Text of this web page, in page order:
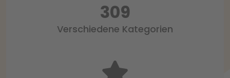
318
Verschiedene Kategorien